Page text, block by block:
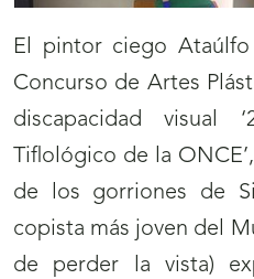
El pintor ciego
Concurso de Artes
discapacidad visual
Tiflológico de la
de los gorriones de
copista más joven del
de perder la vista)